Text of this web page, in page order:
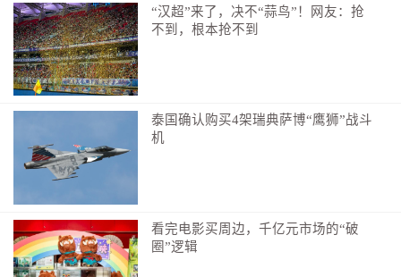
“汉超”来了，决不“蒜鸟”！网友：抢
不到，根本抢不到
泰国确认购买4架瑞典萨博“鹰狮”战斗
机
看完电影买周边，千亿元市场的“破
圈”逻辑